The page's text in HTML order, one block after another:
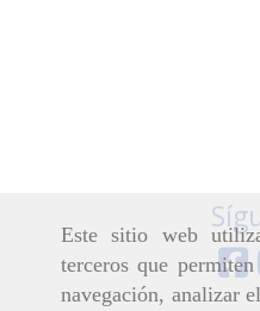
Este sitio web
terceros que
navegación, analizar